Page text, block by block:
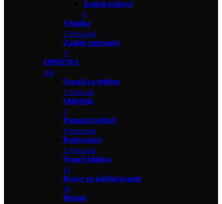
Zadnji točkovi
0
Viljuške
2 Proizvodi
Zadnji zupčanici
17
OPREMA
306
Nosači za telefon
1 Proizvod
Ogledala
0
Pomoćni točkići
4 Proizvodi
Retrovizori
2 Proizvodi
Nosači bidona
14
Brave za zaključavanje
28
Bidoni